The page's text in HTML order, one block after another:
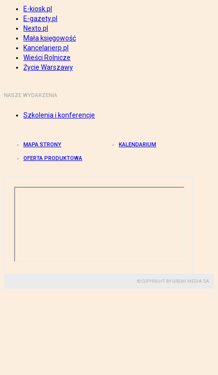
E-kiosk.pl
E-gazety.pl
Nexto.pl
Mała księgowość
Kancelarierp.pl
Wieści Rolnicze
Życie Warszawy
NASZE WYDARZENIA
Szkolenia i konferencje
MAPA STRONY KALENDARIUM
OFERTA PRODUKTOWA
© COPYRIGHT BY GREMI MEDIA SA